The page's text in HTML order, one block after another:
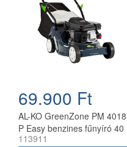
69.900 Ft
AL-KO GreenZone PM 4018
P Easy benzines fűnyíró 40
cm
113911